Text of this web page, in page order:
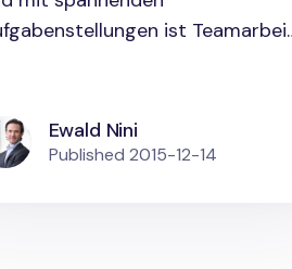
ist Teamarbeit
Ewald Nini
Published 2015-12-14